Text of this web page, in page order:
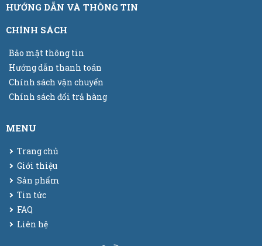
HƯỚNG DẪN VÀ THÔNG TIN
CHÍNH SÁCH
Bảo mật thông tin
Hướng dẫn thanh toán
Chính sách vận chuyển
Chính sách đổi trả hàng
MENU
Trang chủ
Giới thiệu
Sản phẩm
Tin tức
FAQ
Liên hệ